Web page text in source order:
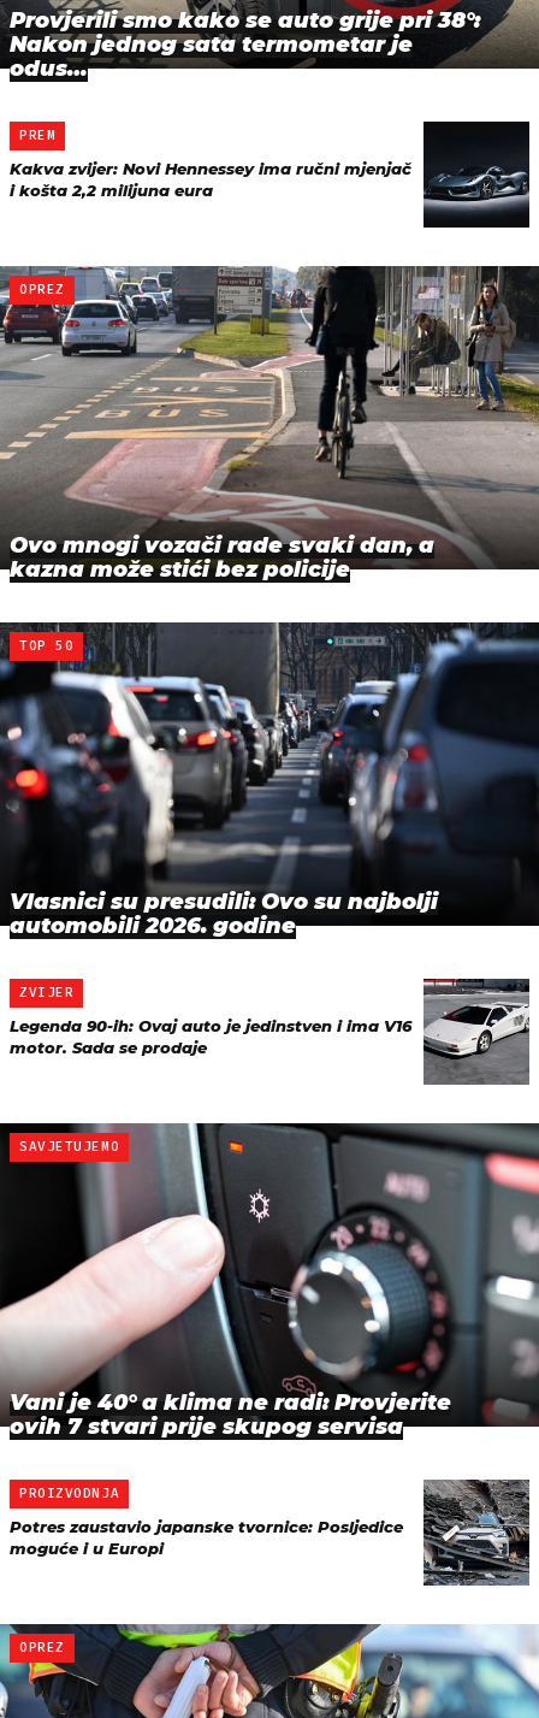
Provjerili smo kako se auto grije pri 38°:
Nakon jednog sata termometar je
odus…
PREM
Kakva zvijer: Novi Hennessey ima ručni mjenjač
i košta 2,2 milijuna eura
OPREZ
Ovo mnogi vozači rade svaki dan, a
kazna može stići bez policije
TOP 50
Vlasnici su presudili: Ovo su najbolji
automobili 2026. godine
ZVIJER
Legenda 90-ih: Ovaj auto je jedinstven i ima V16
motor. Sada se prodaje
SAVJETUJEMO
Vani je 40° a klima ne radi: Provjerite
ovih 7 stvari prije skupog servisa
PROIZVODNJA
Potres zaustavio japanske tvornice: Posljedice
moguće i u Europi
OPREZ